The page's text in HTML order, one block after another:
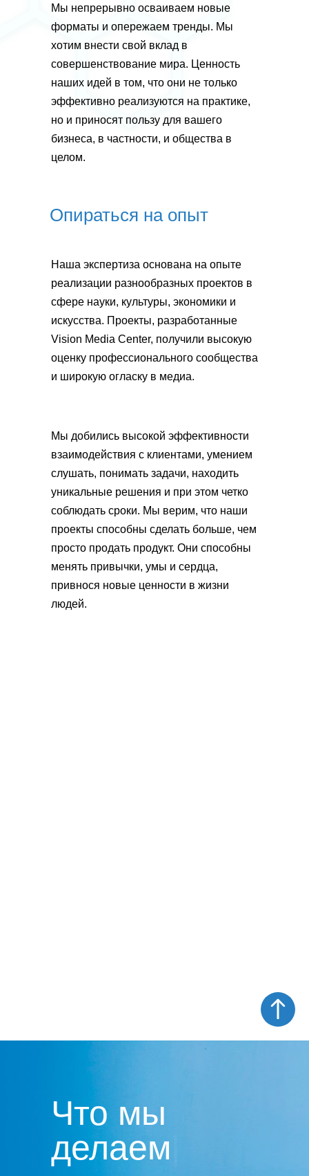
Мы непрерывно осваиваем новые
форматы и опережаем тренды. Мы
хотим внести свой вклад в
совершенствование мира. Ценность
наших идей в том, что они не только
эффективно реализуются на практике,
но и приносят пользу для вашего
бизнеса, в частности, и общества в
целом.
Опираться на опыт
Наша экспертиза основана на опыте
реализации разнообразных проектов в
сфере науки, культуры, экономики и
искусства. Проекты, разработанные
Vision Media Center, получили высокую
оценку профессионального сообщества
и широкую огласку в медиа.
Мы добились высокой эффективности
взаимодействия с клиентами, умением
слушать, понимать задачи, находить
уникальные решения и при этом четко
соблюдать сроки. Мы верим, что наши
проекты способны сделать больше, чем
просто продать продукт. Они способны
менять привычки, умы и сердца,
привнося новые ценности в жизни
людей.
Что мы
делаем